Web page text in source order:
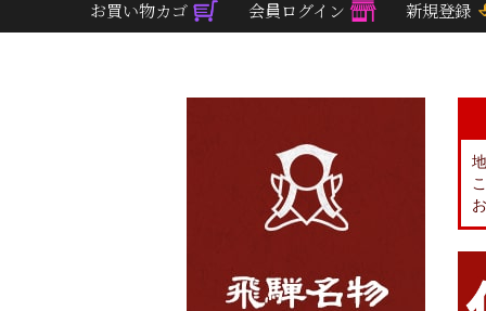
お買い物カゴ 会員ログイン 新規登録